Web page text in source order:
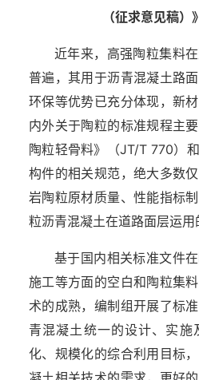
（征求意见稿）
近年来，高强陶粒集料
普遍，其用于沥青混凝土路
环保等优势已充分体现，新
内外关于陶粒的标准规程主
陶粒轻骨料》（JT/T 770）
构件的相关规范，绝大多数
岩陶粒原材质量、性能指标
粒沥青混凝土在道路面层运用
基于国内相关标准文件
施工等方面的空白和陶粒集
术的成熟，编制组开展了标
青混凝土统一的设计、实施
化、规模化的综合利用目标